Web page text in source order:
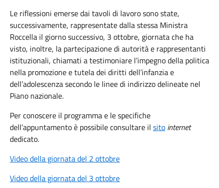
Le riflessioni emerse dai tavoli di lavoro sono state,
successivamente, rappresentate dalla stessa Ministra
Roccella il giorno successivo, 3 ottobre, giornata che ha
visto, inoltre, la partecipazione di autorità e rappresentanti
istituzionali, chiamati a testimoniare l’impegno della politica
nella promozione e tutela dei diritti dell’infanzia e
dell’adolescenza secondo le linee di indirizzo delineate nel
Piano nazionale.
Per conoscere il programma e le specifiche
dell’appuntamento è possibile consultare il sito internet
dedicato.
Video della giornata del 2 ottobre
Video della giornata del 3 ottobre